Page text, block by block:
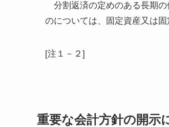
分割返済の定めのある長期の
のについては、固定資産又は
[注１－２]
重要な会計方針の開示